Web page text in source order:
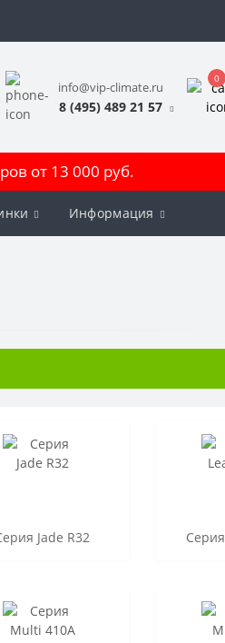
info@vip-climate.ru
8 (495) 489 21 57
0
от 13 000 руб.
Информация
Jade R32